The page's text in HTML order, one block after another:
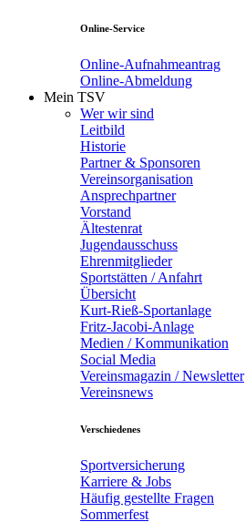
Online-Service
Online-Aufnahmeantrag
Online-Abmeldung
Mein TSV
Wer wir sind
Leitbild
Historie
Partner & Sponsoren
Vereinsorganisation
Ansprechpartner
Vorstand
Ältestenrat
Jugendausschuss
Ehrenmitglieder
Sportstätten / Anfahrt
Übersicht
Kurt-Rieß-Sportanlage
Fritz-Jacobi-Anlage
Medien / Kommunikation
Social Media
Vereinsmagazin / Newsletter
Vereinsnews
Verschiedenes
Sportversicherung
Karriere & Jobs
Häufig gestellte Fragen
Sommerfest